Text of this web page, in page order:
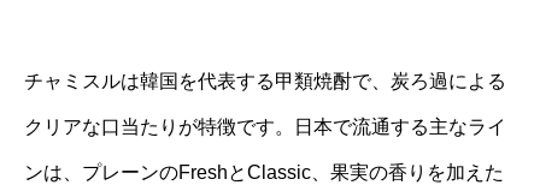
チャミスルは韓国を代表する甲類焼酎で、炭ろ過による
クリアな口当たりが特徴です。日本で流通する主なライ
ンは、プレーンのFreshとClassic、果実の香りを加えた